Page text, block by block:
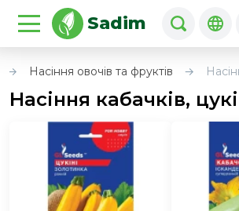
Sadim
Насіння овочів та фруктів
Насіння кабачків,